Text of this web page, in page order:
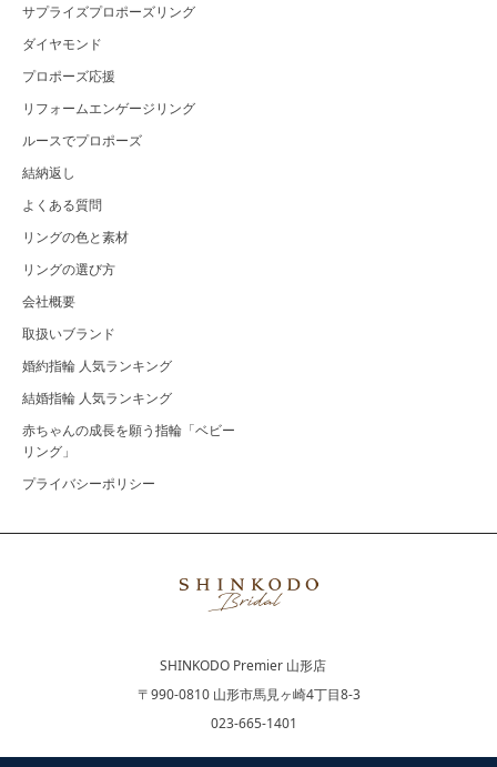
サプライズプロポーズリング
ダイヤモンド
プロポーズ応援
リフォームエンゲージリング
ルースでプロポーズ
結納返し
よくある質問
リングの色と素材
リングの選び方
会社概要
取扱いブランド
婚約指輪 人気ランキング
結婚指輪 人気ランキング
赤ちゃんの成長を願う指輪「ベビー
リング」
プライバシーポリシー
SHINKODO Premier 山形店
〒990-0810 山形市馬見ヶ崎4丁目8-3
023-665-1401